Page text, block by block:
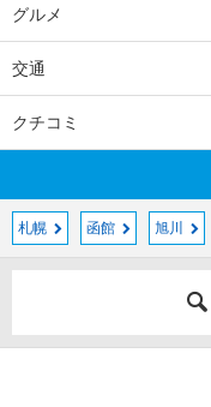
グルメ
交通
クチコミ
札幌 函館 旭川